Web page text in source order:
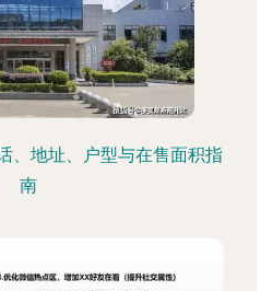
、地址、户型与在售面积指
南